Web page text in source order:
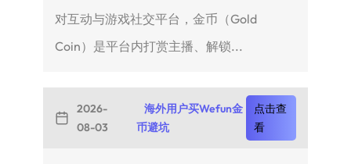
对互动与游戏社交平台，金币（Gold
Coin）是平台内打赏主播、解锁...
2026-
08-03
海外用户买Wefun金
币避坑
点击查
看